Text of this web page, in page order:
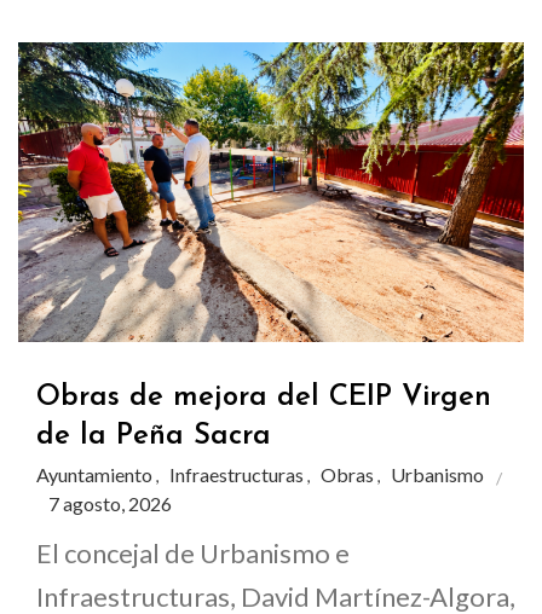
Obras de mejora del CEIP Virgen
de la Peña Sacra
Ayuntamiento , Infraestructuras , Obras , Urbanismo
7 agosto, 2026
El concejal de Urbanismo e
Infraestructuras, David Martínez-Algora,